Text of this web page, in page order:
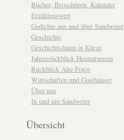
Bücher, Broschüren, Kalender
Erzählenswert
Gedichte aus und über Sandweier
Geschichte
Geschichtsdaten in Kürze
Jahresrückblick Heimatverein
Rückblick Alte Fotos
Wirtschaften und Gasthäuser
Über uns
In und um Sandweier
Übersicht